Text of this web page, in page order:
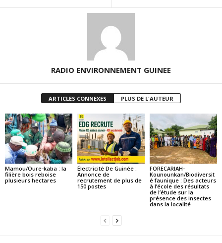
RADIO ENVIRONNEMENT GUINEE
ARTICLES CONNEXES PLUS DE L'AUTEUR
Mamou/Oure-kaba : la
filière bois reboise
plusieurs hectares
Électricité De Guinée :
Annonce de
recrutement de plus de
150 postes
FORECARIAH-
Kounounkan/Biodiversit
é faunique : Des acteurs
à l’école des résultats
de l’étude sur la
présence des insectes
dans la localité